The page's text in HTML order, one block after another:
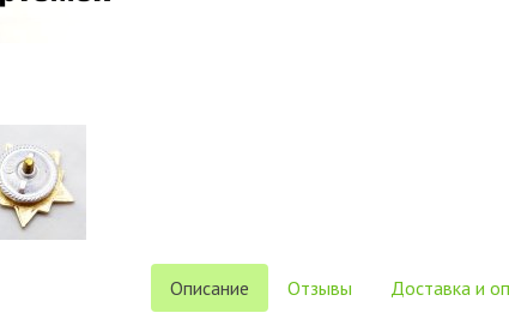
Описание Отзывы Доставка и